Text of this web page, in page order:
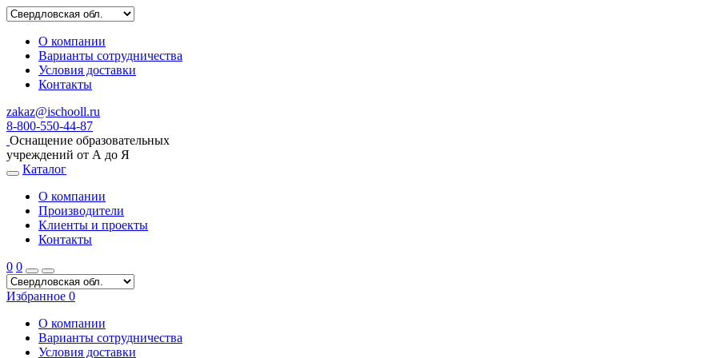
О компании
Варианты сотрудничества
Условия доставки
Контакты
zakaz@ischooll.ru
8-800-550-44-87
Оснащение образовательных
учреждений от А до Я
Каталог
О компании
Производители
Клиенты и проекты
Контакты
0 0
Избранное 0
О компании
Варианты сотрудничества
Условия доставки